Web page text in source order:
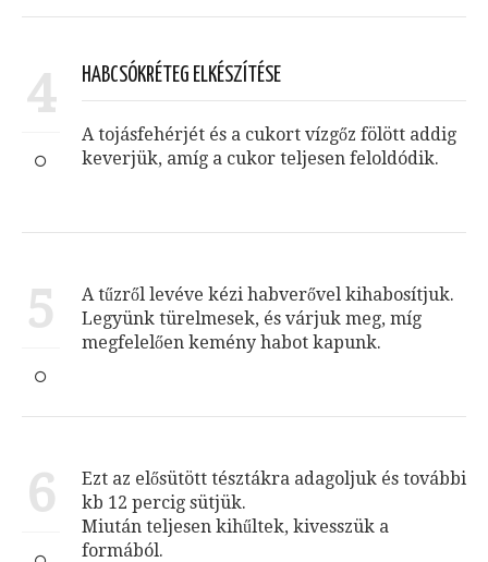
4 HABCSÓKRÉTEG ELKÉSZÍTÉSE
A tojásfehérjét és a cukort vízgőz fölött addig
keverjük, amíg a cukor teljesen feloldódik.
5
A tűzről levéve kézi habverővel kihabosítjuk.
Legyünk türelmesek, és várjuk meg, míg
megfelelően kemény habot kapunk.
6
Ezt az elősütött tésztákra adagoljuk és további
kb 12 percig sütjük.
Miután teljesen kihűltek, kivesszük a
formából.